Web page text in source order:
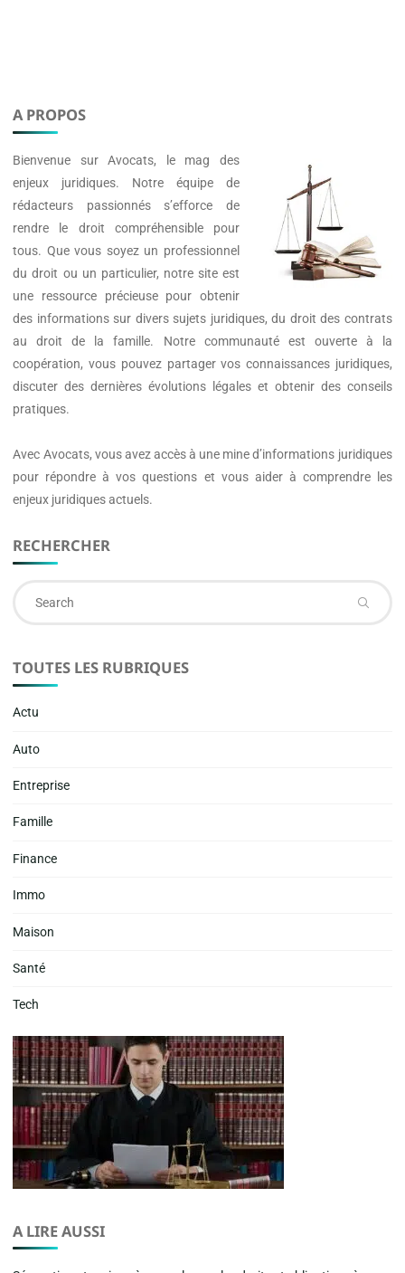
A PROPOS
Bienvenue surAvocats, le mag des
enjeux juridiques. Notre équipe de
rédacteurs passionnés s’efforce de
rendre le droit compréhensible pour
tous. Que vous soyez un professionnel
du droit ou un particulier, notre site est
une ressource précieuse pour obtenir
des informations sur divers sujets juridiques, du droit des contrats
au droit de la famille. Notre communauté est ouverte à la
coopération, vous pouvez partager vos connaissances juridiques,
discuter des dernières évolutions légales et obtenir des conseils
pratiques.
Avec Avocats, vous avez accès à une mine d’informations juridiques
pour répondre à vos questions et vous aider à comprendre les
enjeux juridiques actuels.
RECHERCHER
TOUTES LES RUBRIQUES
Actu
Auto
Entreprise
Famille
Finance
Immo
Maison
Santé
Tech
A LIRE AUSSI